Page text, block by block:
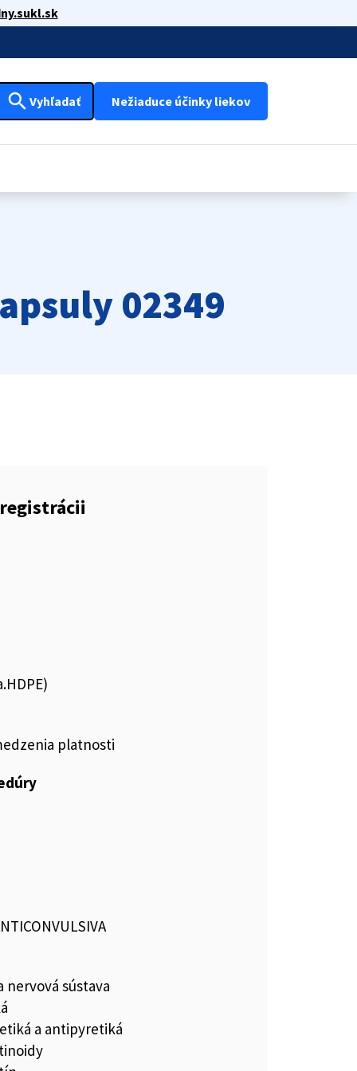
search Vyhľadať Nežiaduce účinky liekov
02349
platnosti
nervová sústava
a antipyretiká